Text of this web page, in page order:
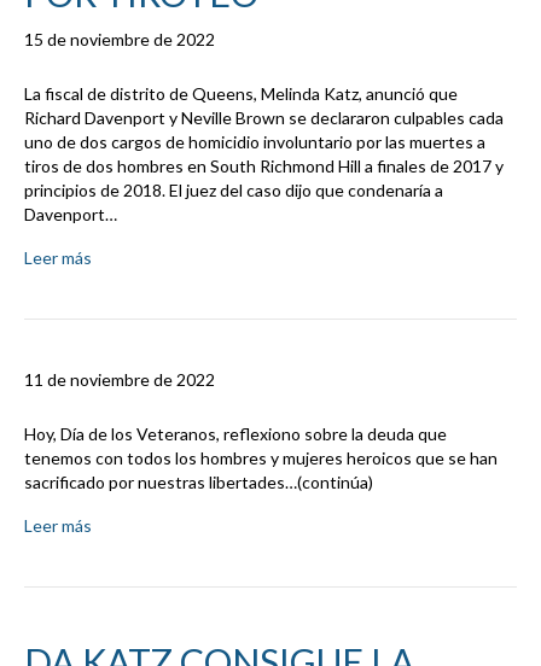
15 de noviembre de 2022
La fiscal de distrito de Queens, Melinda Katz, anunció que
Richard Davenport y Neville Brown se declararon culpables cada
uno de dos cargos de homicidio involuntario por las muertes a
tiros de dos hombres en South Richmond Hill a finales de 2017 y
principios de 2018. El juez del caso dijo que condenaría a
Davenport…
Leer más
11 de noviembre de 2022
Hoy, Día de los Veteranos, reflexiono sobre la deuda que
tenemos con todos los hombres y mujeres heroicos que se han
sacrificado por nuestras libertades…(continúa)
Leer más